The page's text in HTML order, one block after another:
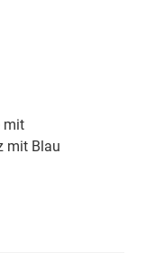
mit
mit Blau